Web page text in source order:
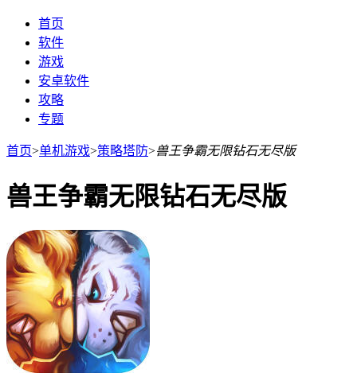
首页
软件
游戏
安卓软件
攻略
专题
首页>单机游戏>策略塔防>兽王争霸无限钻石无尽版
兽王争霸无限钻石无尽版